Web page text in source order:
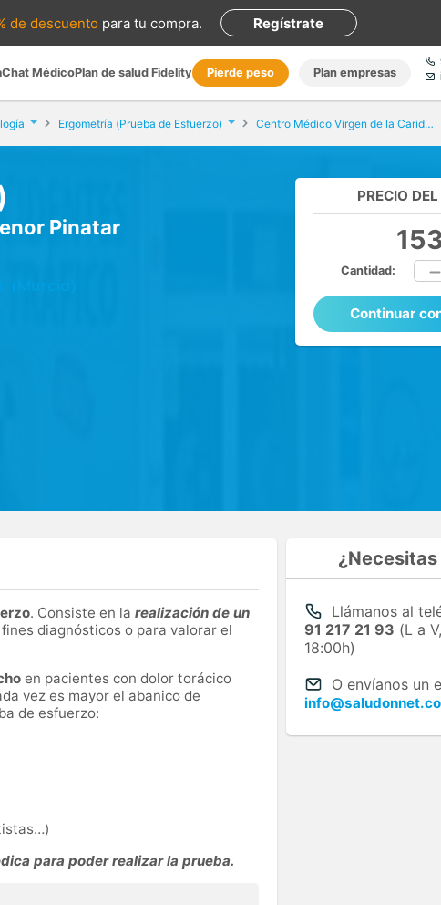
de descuento para tu compra. Regístrate
Chat MédicoPlan de salud Fidelity Pierde peso Plan empresas
Ergometría (Prueba de Esfuerzo) Centro Médico Virgen de la Caridad Mar Menor Pinatar
Pinatar
PRECIO
Cantidad:
Continuar
. Consiste en la realización de un
diagnósticos o para valorar el
en pacientes con dolor torácico
vez es mayor el abanico de
de esfuerzo:
para poder realizar la prueba.
Llámanos al
91 217 21 93 (L a
18:00h)
O envíanos un